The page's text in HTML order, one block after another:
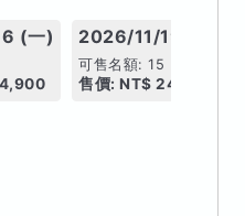
(一) 2026/11/19 (四)
可售名額: 15
售價: NT$ 24,900